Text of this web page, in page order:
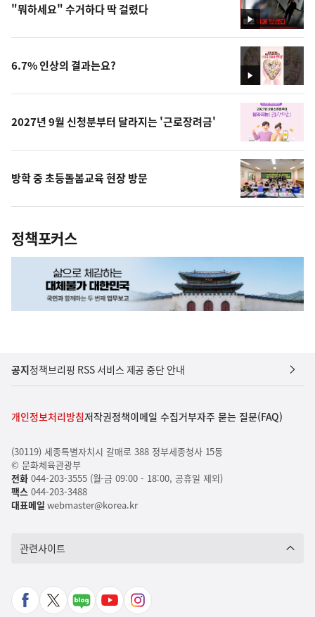
영
상
"뭐하세요" 수거하다 딱 걸렸다
영
상
6.7% 인상의 결과는요?
2027년 9월 신청분부터 달라지는 '근로장려금'
방학 중 초등돌봄교육 현장 방문
정책포커스
공지정책브리핑 RSS 서비스 제공 중단 안내
개인정보처리방침저작권정책이메일 수집거부자주 묻는 질문(FAQ)
(30119) 세종특별자치시 갈매로 388 정부세종청사 15동
© 문화체육관광부
전화044-203-3555 (월-금 09:00 - 18:00, 공휴일 제외)
팩스044-203-3488
대표메일 webmaster@korea.kr
관련사이트
페
X
네
유
인